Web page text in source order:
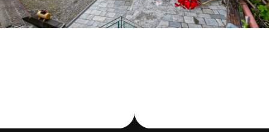
piccolo oratorio sul quale leggiamo D.O.M. ac S.
JOANNI BAPTISTAE A D 1699.